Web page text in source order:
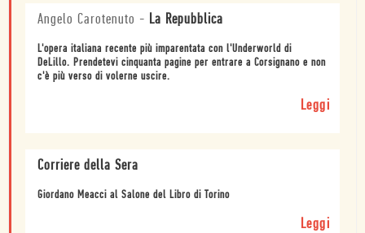
Angelo Carotenuto - La Repubblica
L'opera italiana recente più imparentata con l'Underworld di
DeLillo. Prendetevi cinquanta pagine per entrare a Corsignano e non
c'è più verso di volerne uscire.
Leggi
Corriere della Sera
Giordano Meacci al Salone del Libro di Torino
Leggi